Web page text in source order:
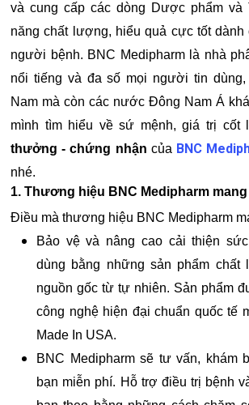
và cung cấp các dòng Dược phẩm và
năng chất lượng, hiểu quả cực tốt
người bệnh. BNC Medipharm là nhà
nổi tiếng và đa số mọi người tin
Nam mà còn các nước Đông Nam Á
mình tìm hiểu về sứ mệnh, giá trị cốt
thưởng - chứng nhận của BNC
nhé.
1. Thương hiệu BNC Medipharm
Điều mà thương hiệu BNC Medipharm
Bảo vệ và nâng cao cải thiện
dùng bằng những sản phẩm chất
nguồn gốc từ tự nhiên. Sản phẩm
công nghệ hiện đại chuẩn quốc tế
Made In USA.
BNC Medipharm sẽ tư vấn, khám
bạn miễn phí. Hỗ trợ điều trị bệnh